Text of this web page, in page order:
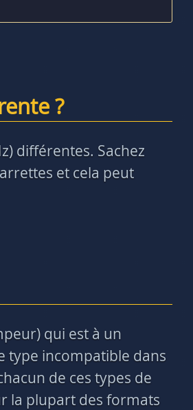
?
différentes. Sachez
et cela peut
qui est à un
type incompatible dans
de ces types de
la plupart des formats